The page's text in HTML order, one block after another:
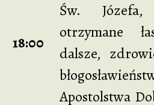
18:00
Św.
otrzymane
dalsze,
Apostolstwa